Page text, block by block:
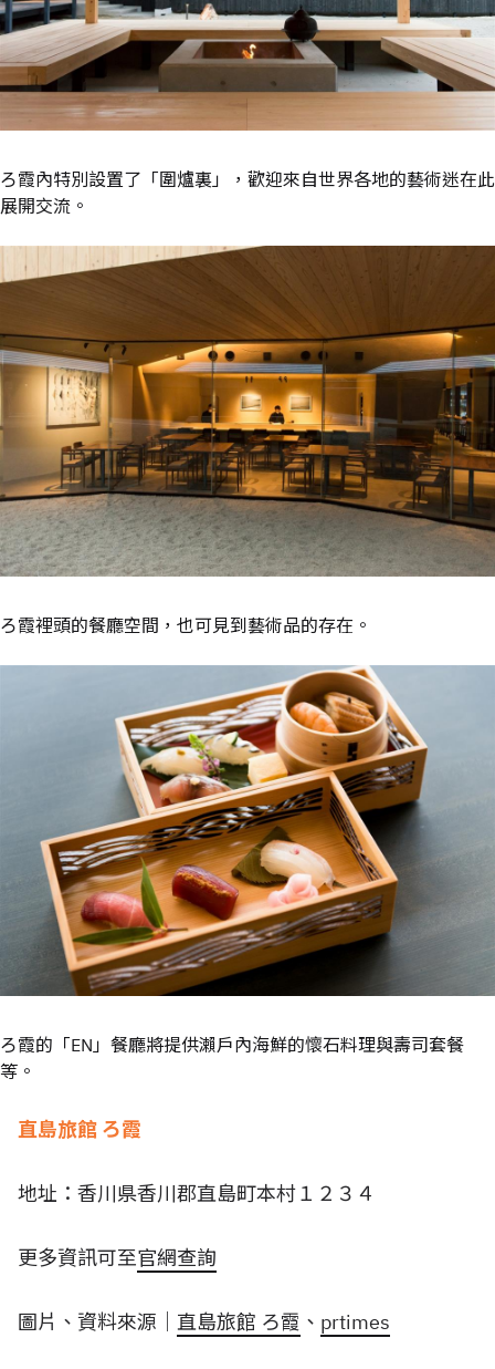
ろ霞內特別設置了「圍爐裏」，歡迎來自世界各地的藝術迷在此
展開交流。
ろ霞裡頭的餐廳空間，也可見到藝術品的存在。
ろ霞的「EN」餐廳將提供瀨戶內海鮮的懷石料理與壽司套餐
等。
直島旅館 ろ霞
地址：香川県香川郡直島町本村１２３４
更多資訊可至官網查詢
圖片、資料來源｜ 直島旅館 ろ霞 、 prtimes